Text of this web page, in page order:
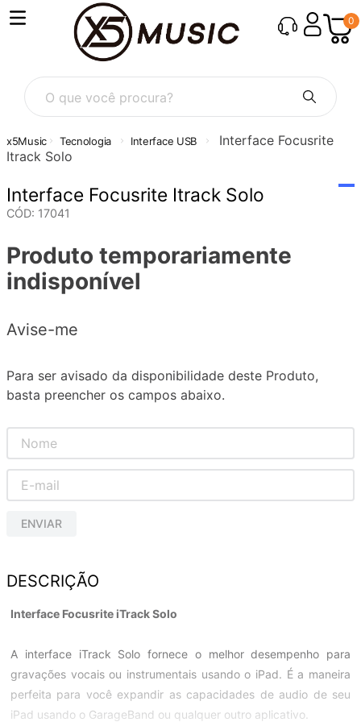
0
O que você procura?
Tecnologia Interface USB
Interface Focusrite
Itrack Solo
Interface Focusrite Itrack Solo
CÓD: 17041
Produto temporariamente
indisponível
Avise-me
Para ser avisado da disponibilidade deste Produto,
basta preencher os campos abaixo.
ENVIAR
DESCRIÇÃO
Interface Focusrite iTrack Solo
A interface iTrack Solo fornece o melhor desempenho para
gravações vocais ou instrumentais usando o iPad. É a maneira
perfeita para você expandir as capacidades de audio de seu
iPad usando o GarageBand ou qualquer outro aplicativo.